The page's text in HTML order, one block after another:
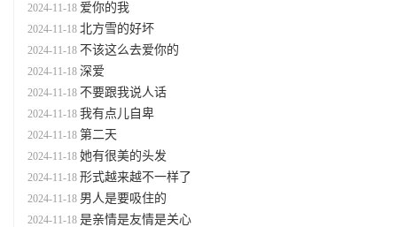
2024-11-18 爱你的我
2024-11-18 北方雪的好坏
2024-11-18 不该这么去爱你的
2024-11-18 深爱
2024-11-18 不要跟我说人话
2024-11-18 我有点儿自卑
2024-11-18 第二天
2024-11-18 她有很美的头发
2024-11-18 形式越来越不一样了
2024-11-18 男人是要吸住的
2024-11-18 是亲情是友情是关心